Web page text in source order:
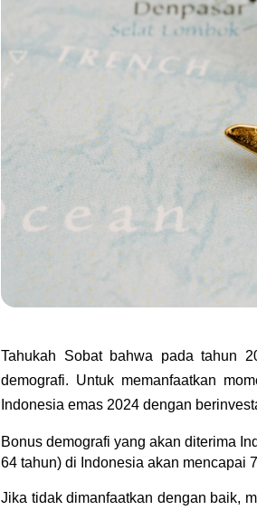
Tahukah Sobat bahwa pada tahun
demografi. Untuk memanfaatkan
Indonesia emas 2024 dengan
Bonus demografi yang akan diterima
64 tahun) di Indonesia akan mencapai
Jika tidak dimanfaatkan dengan baik,